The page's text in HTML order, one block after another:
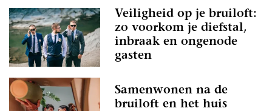
Veiligheid op je bruiloft:
zo voorkom je diefstal,
inbraak en ongenode
gasten
Samenwonen na de
bruiloft en het huis